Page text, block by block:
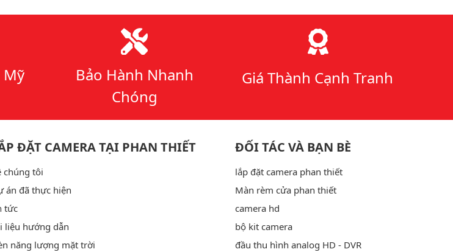
Mỹ
Bảo Hành Nhanh
Chóng
Giá Thành Cạnh Tranh
ĐẶT CAMERA TẠI PHAN THIẾT
chúng tôi
án đã thực hiện
tức
liệu hướng dẫn
năng lượng mặt trời
ĐỐI TÁC VÀ BẠN BÈ
lắp đặt camera phan thiết
Màn rèm cửa phan thiết
camera hd
bộ kit camera
đầu thu hình analog HD - DVR